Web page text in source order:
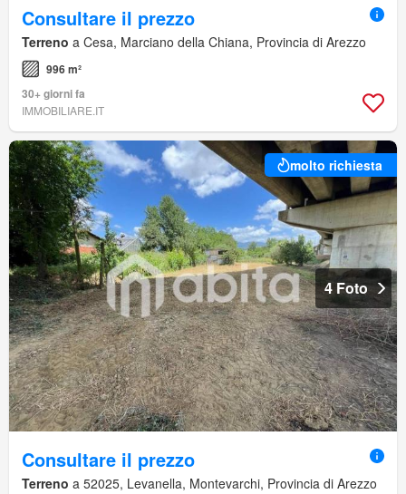
Consultare il prezzo
Terreno a Cesa, Marciano della Chiana, Provincia di Arezzo
996 m²
30+ giorni fa
IMMOBILIARE.IT
molto richiesta
4 Foto
Consultare il prezzo
Terreno a 52025, Levanella, Montevarchi, Provincia di Arezzo